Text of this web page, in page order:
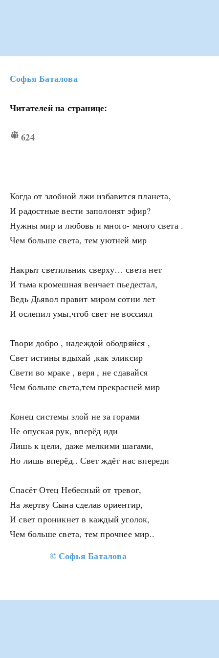
Софья Баталова
Читателей на странице:
624
Когда от злобной лжи избавится планета,
И радостные вести заполонят эфир?
Нужны мир и любовь и много- много света .
Чем больше света, тем уютней мир
Накрыт светильник сверху… света нет
И тьма кромешная венчает пьедестал,
Ведь Дьявол правит миром сотни лет
И ослепил умы,чтоб свет не воссиял
Твори добро , надеждой ободряйся ,
Свет истины вдыхай ,как эликсир
Свети во мраке , веря , не сдавайся
Чем больше света,тем прекрасней мир
Конец системы злой не за горами
Не опуская рук, вперёд иди
Лишь к цели, даже мелкими шагами,
Но лишь вперёд.. Свет ждёт нас впереди
Спасёт Отец Небесный от тревог,
На жертву Сына сделав ориентир,
И свет проникнет в каждый уголок,
Чем больше света, тем прочнее мир..
© Софья Баталова